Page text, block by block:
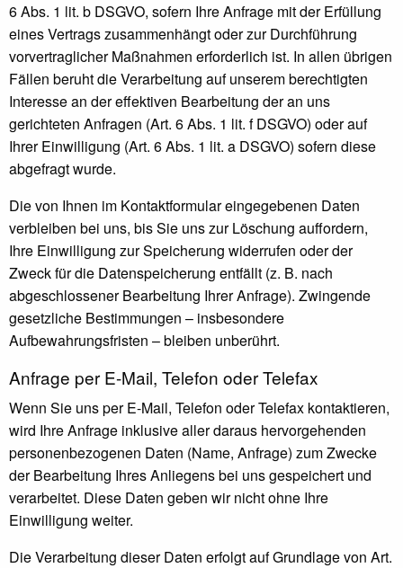
6 Abs. 1 lit. b DSGVO, sofern Ihre Anfrage mit der Erfüllung
eines Vertrags zusammenhängt oder zur Durchführung
vorvertraglicher Maßnahmen erforderlich ist. In allen übrigen
Fällen beruht die Verarbeitung auf unserem berechtigten
Interesse an der effektiven Bearbeitung der an uns
gerichteten Anfragen (Art. 6 Abs. 1 lit. f DSGVO) oder auf
Ihrer Einwilligung (Art. 6 Abs. 1 lit. a DSGVO) sofern diese
abgefragt wurde.
Die von Ihnen im Kontaktformular eingegebenen Daten
verbleiben bei uns, bis Sie uns zur Löschung auffordern,
Ihre Einwilligung zur Speicherung widerrufen oder der
Zweck für die Datenspeicherung entfällt (z. B. nach
abgeschlossener Bearbeitung Ihrer Anfrage). Zwingende
gesetzliche Bestimmungen – insbesondere
Aufbewahrungsfristen – bleiben unberührt.
Anfrage per E-Mail, Telefon oder Telefax
Wenn Sie uns per E-Mail, Telefon oder Telefax kontaktieren,
wird Ihre Anfrage inklusive aller daraus hervorgehenden
personenbezogenen Daten (Name, Anfrage) zum Zwecke
der Bearbeitung Ihres Anliegens bei uns gespeichert und
verarbeitet. Diese Daten geben wir nicht ohne Ihre
Einwilligung weiter.
Die Verarbeitung dieser Daten erfolgt auf Grundlage von Art.